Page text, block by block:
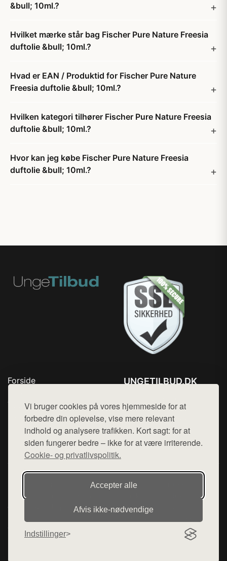
Vi bruger cookies på vores hjemmeside for at
forbedre din oplevelse, vise mere relevant
indhold og analysere trafikken. Kort sagt: for at
siden fungerer bedre – ikke for at være irriterende.
Cookie- og privatlivspolitik.
Accepter alle
Afvis ikke‑nødvendige
Indstillinger
&bull; 10ml.?
Hvilket mærke står bag Fischer Pure Nature Freesia
duftolie &bull; 10ml.?
Hvad er EAN / Produktid for Fischer Pure Nature
Freesia duftolie &bull; 10ml.?
Hvilken kategori tilhører Fischer Pure Nature Freesia
duftolie &bull; 10ml.?
Hvor kan jeg købe Fischer Pure Nature Freesia
duftolie &bull; 10ml.?
Forside
Top Rabatter
Blog
Kontakt
UNGETILBUD.DK
Mail: hej@want.dk
Cookie- og privatlivspolitik
Denne side er en del af want.dk, der udgiver en række
hjemmesider med præsentation af forskellige produkter fra
diverse webshops. Der sælges ikke varer fra denne side - vi
henviser til de shops, som sælger varen. Vi har heller ikke
varerne på lager.